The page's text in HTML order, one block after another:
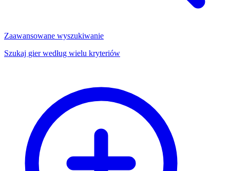
Zaawansowane wyszukiwanie
Szukaj gier według wielu kryteriów